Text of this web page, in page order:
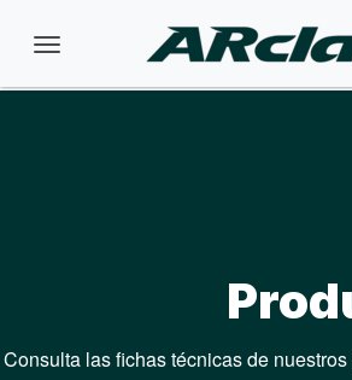
Consulta las fichas técnicas de